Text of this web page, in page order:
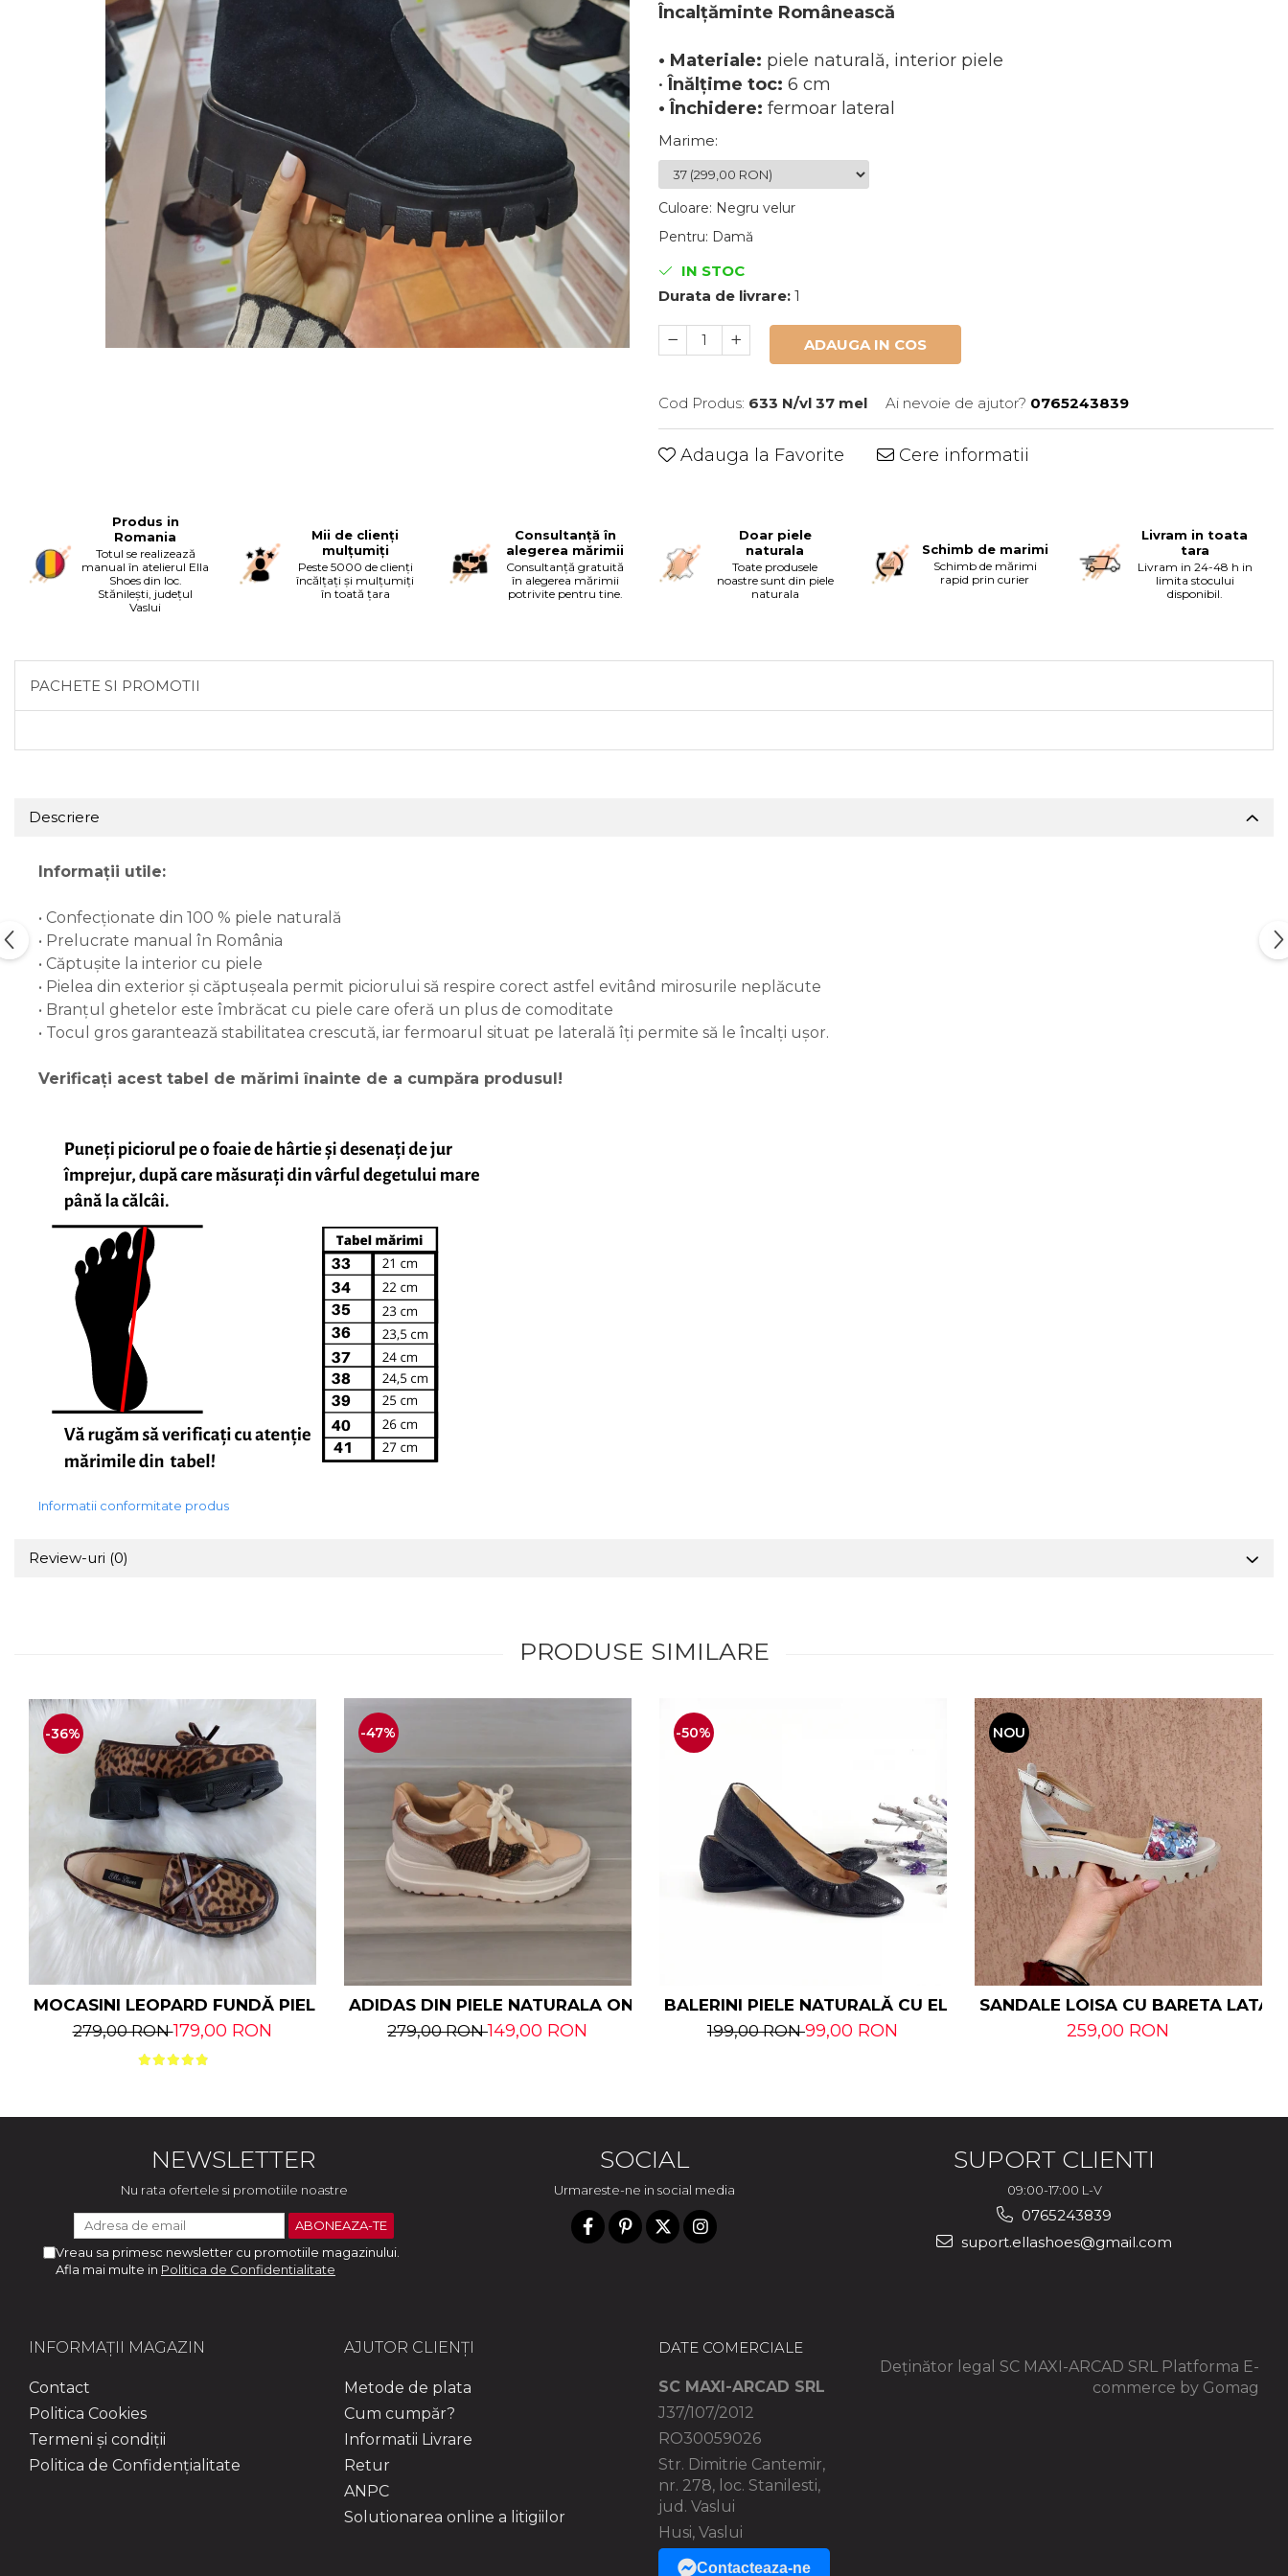
Încalțăminte Românească
• Materiale: piele naturală, interior piele
• Înălțime toc: 6 cm
• Închidere: fermoar lateral
Marime:
Culoare: Negru velur
Pentru: Damă
IN STOC
Durata de livrare: 1
ADAUGA IN COS
Cod Produs: 633 N/vl 37 mel Ai nevoie de ajutor? 0765243839
Adauga la Favorite Cere informatii
Produs in
Romania
Totul se realizează
manual în atelierul Ella
Shoes din loc.
Stănilești, județul
Vaslui
Mii de clienți
mulțumiți
Peste 5000 de clienți
încălțați și mulțumiți
în toată țara
Consultanță în
alegerea mărimii
Consultanță gratuită
în alegerea mărimii
potrivite pentru tine.
Doar piele
naturala
Toate produsele
noastre sunt din piele
naturala
Schimb de marimi
Schimb de mărimi
rapid prin curier
Livram in toata
tara
Livram in 24-48 h in
limita stocului
disponibil.
PACHETE SI PROMOTII
Descriere
Informații utile:
• Confecționate din 100 % piele naturală
• Prelucrate manual în România
• Căptușite la interior cu piele
• Pielea din exterior și căptușeala permit piciorului să respire corect astfel evitând mirosurile neplăcute
• Branțul ghetelor este îmbrăcat cu piele care oferă un plus de comoditate
• Tocul gros garantează stabilitatea crescută, iar fermoarul situat pe laterală îți permite să le încalți ușor.
Verificați acest tabel de mărimi înainte de a cumpăra produsul!
Informatii conformitate produs
Review-uri (0)
PRODUSE SIMILARE
-36%
MOCASINI LEOPARD FUNDĂ PIELE NATURALĂ
279,00 RON179,00 RON
-47%
ADIDAS DIN PIELE NATURALA ONIKA
279,00 RON149,00 RON
-50%
BALERINI PIELE NATURALĂ CU ELASTIC
199,00 RON99,00 RON
NOU
SANDALE LOISA CU BARETA LATA
259,00 RON
NEWSLETTER
Nu rata ofertele si promotiile noastre
Vreau sa primesc newsletter cu promotiile magazinului.
Afla mai multe in Politica de Confidentialitate
SOCIAL
Urmareste-ne in social media
SUPORT CLIENTI
09:00-17:00 L-V
0765243839
suport.ellashoes@gmail.com
INFORMAȚII MAGAZIN
Contact
Politica Cookies
Termeni și condiții
Politica de Confidențialitate
AJUTOR CLIENȚI
Metode de plata
Cum cumpăr?
Informatii Livrare
Retur
ANPC
Solutionarea online a litigiilor
DATE COMERCIALE
SC MAXI-ARCAD SRL
J37/107/2012
RO30059026
Str. Dimitrie Cantemir,
nr. 278, loc. Stanilesti,
jud. Vaslui
Husi, Vaslui
Contacteaza-ne
Deținător legal SC MAXI-ARCAD SRL Platforma E-
commerce by Gomag